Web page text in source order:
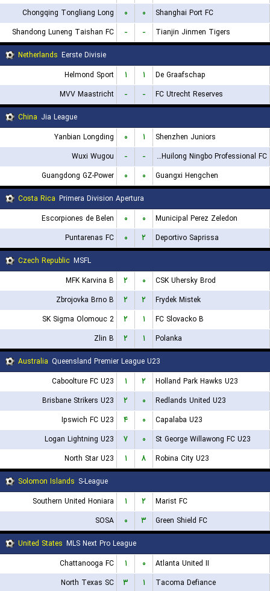
Chongqing Tongliang Long
۰ ۰
Shanghai Port FC
Shandong Luneng Taishan FC
- -
Tianjin Jinmen Tigers
Netherlands Eerste Divisie
Helmond Sport
۱ ۱
De Graafschap
MVV Maastricht
- -
FC Utrecht Reserves
China Jia League
Yanbian Longding
۰ ۱
Shenzhen Juniors
Wuxi Wugou
- -
Shanghai Jiading Huilong Ningbo Professional FC
Guangdong GZ-Power
۰ ۰
Guangxi Hengchen
Costa Rica Primera Division Apertura
Escorpiones de Belen
۰ ۰
Municipal Perez Zeledon
Puntarenas FC
۰ ۲
Deportivo Saprissa
Czech Republic MSFL
MFK Karvina B
۲ ۰
CSK Uhersky Brod
Zbrojovka Brno B
۲ ۲
Frydek Mistek
SK Sigma Olomouc 2
۲ ۱
FC Slovacko B
Zlin B
۲ ۱
Polanka
Australia Queensland Premier League U23
Caboolture FC U23
۱ ۲
Holland Park Hawks U23
Brisbane Strikers U23
۲ ۰
Redlands United U23
Ipswich FC U23
۴ ۰
Capalaba U23
Logan Lightning U23
۷ ۰
St George Willawong FC U23
North Star U23
۱ ۸
Robina City U23
Solomon Islands S-League
Southern United Honiara
۱ ۲
Marist FC
SOSA
۰ ۳
Green Shield FC
United States MLS Next Pro League
Chattanooga FC
۱ ۰
Atlanta United II
North Texas SC
۳ ۱ Tacoma Defiance